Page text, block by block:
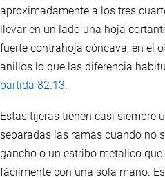
aproximadamente a los tres
llevar en un lado una hoja
fuerte contrahoja cóncava; en el
anillos lo que las diferencia
partida 82.13.
Estas tijeras tienen casi siempre
separadas las ramas cuando no
gancho o un estribo metálico
fácilmente con una sola mano.